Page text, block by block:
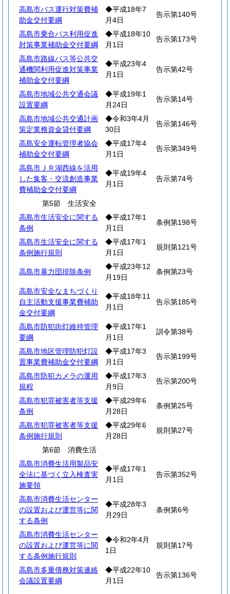
高島市バス運行対策費補
助金交付要綱
◆平成18年7
月4日
告示第140号
高島市乗合バス利用促進
対策事業補助金交付要綱
◆平成18年10
月1日
告示第173号
高島市路線バス等公共交
通機関利用促進対策事業
補助金交付要綱
◆平成23年4
月1日
告示第42号
高島市地域公共交通会議
設置要綱
◆平成19年1
月24日
告示第14号
高島市地域公共交通計画
策定業務資金貸付要綱
◆令和3年4月
30日
告示第146号
高島安全運転管理者協会
補助金交付要綱
◆平成17年4
月1日
告示第349号
高島市ＪＲ湖西線を活用
した集客・交流創造事業
費補助金交付要綱
◆平成19年4
月1日
告示第74号
第5節 生活安全
高島市生活安全に関する
条例
◆平成17年1
月1日
条例第198号
高島市生活安全に関する
条例施行規則
◆平成17年1
月1日
規則第121号
高島市暴力団排除条例
◆平成23年12
月19日
条例第23号
高島市安全なまちづくり
自主活動支援事業費補助
金交付要綱
◆平成18年11
月1日
告示第185号
高島市防犯街灯維持管理
要綱
◆平成17年1
月1日
訓令第38号
高島市地区管理防犯灯設
置事業費補助金交付要綱
◆平成17年3
月1日
告示第199号
高島市防犯カメラの運用
規程
◆平成17年3
月9日
告示第200号
高島市犯罪被害者等支援
条例
◆平成29年6
月28日
条例第25号
高島市犯罪被害者等支援
条例施行規則
◆平成29年6
月28日
規則第27号
第6節 消費生活
高島市消費生活用製品安
全法に基づく立入検査実
施要領
◆平成17年1
月1日
告示第352号
高島市消費生活センター
の設置および運営等に関
する条例
◆平成28年3
月29日
条例第6号
高島市消費生活センター
の設置および運営等に関
する条例施行規則
◆令和2年4月
1日
規則第17号
高島市多重債務対策連絡
会議設置要綱
◆平成22年10
月1日
告示第136号